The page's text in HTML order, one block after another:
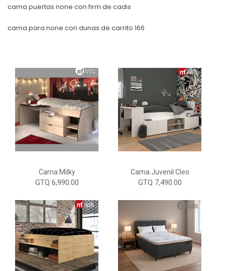
cama puertas none con firm de cadis
cama para none con dunas de carrito 166
Cama Milky
GTQ 6,990.00
Cama Juvenil Cleo
GTQ 7,490.00